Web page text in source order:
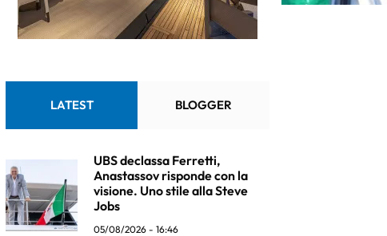
LATEST BLOGGER
UBS declassa Ferretti,
Anastassov risponde con la
visione. Uno stile alla Steve
Jobs
05/08/2026 - 16:46